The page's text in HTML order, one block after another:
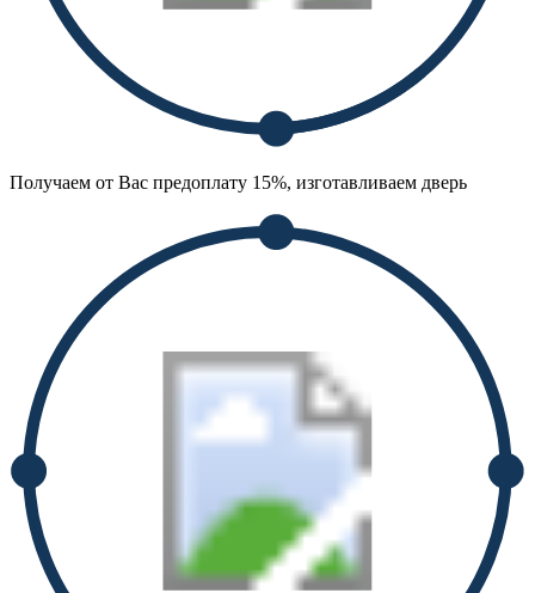
Получаем от Вас предоплату 15%, изготавливаем дверь